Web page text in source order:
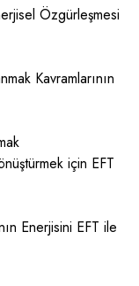
Özgürleşmesi
Kavramlarının
için EFT
Enerjisini EFT ile